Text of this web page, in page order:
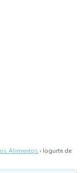
Alimentos › Iogurte de